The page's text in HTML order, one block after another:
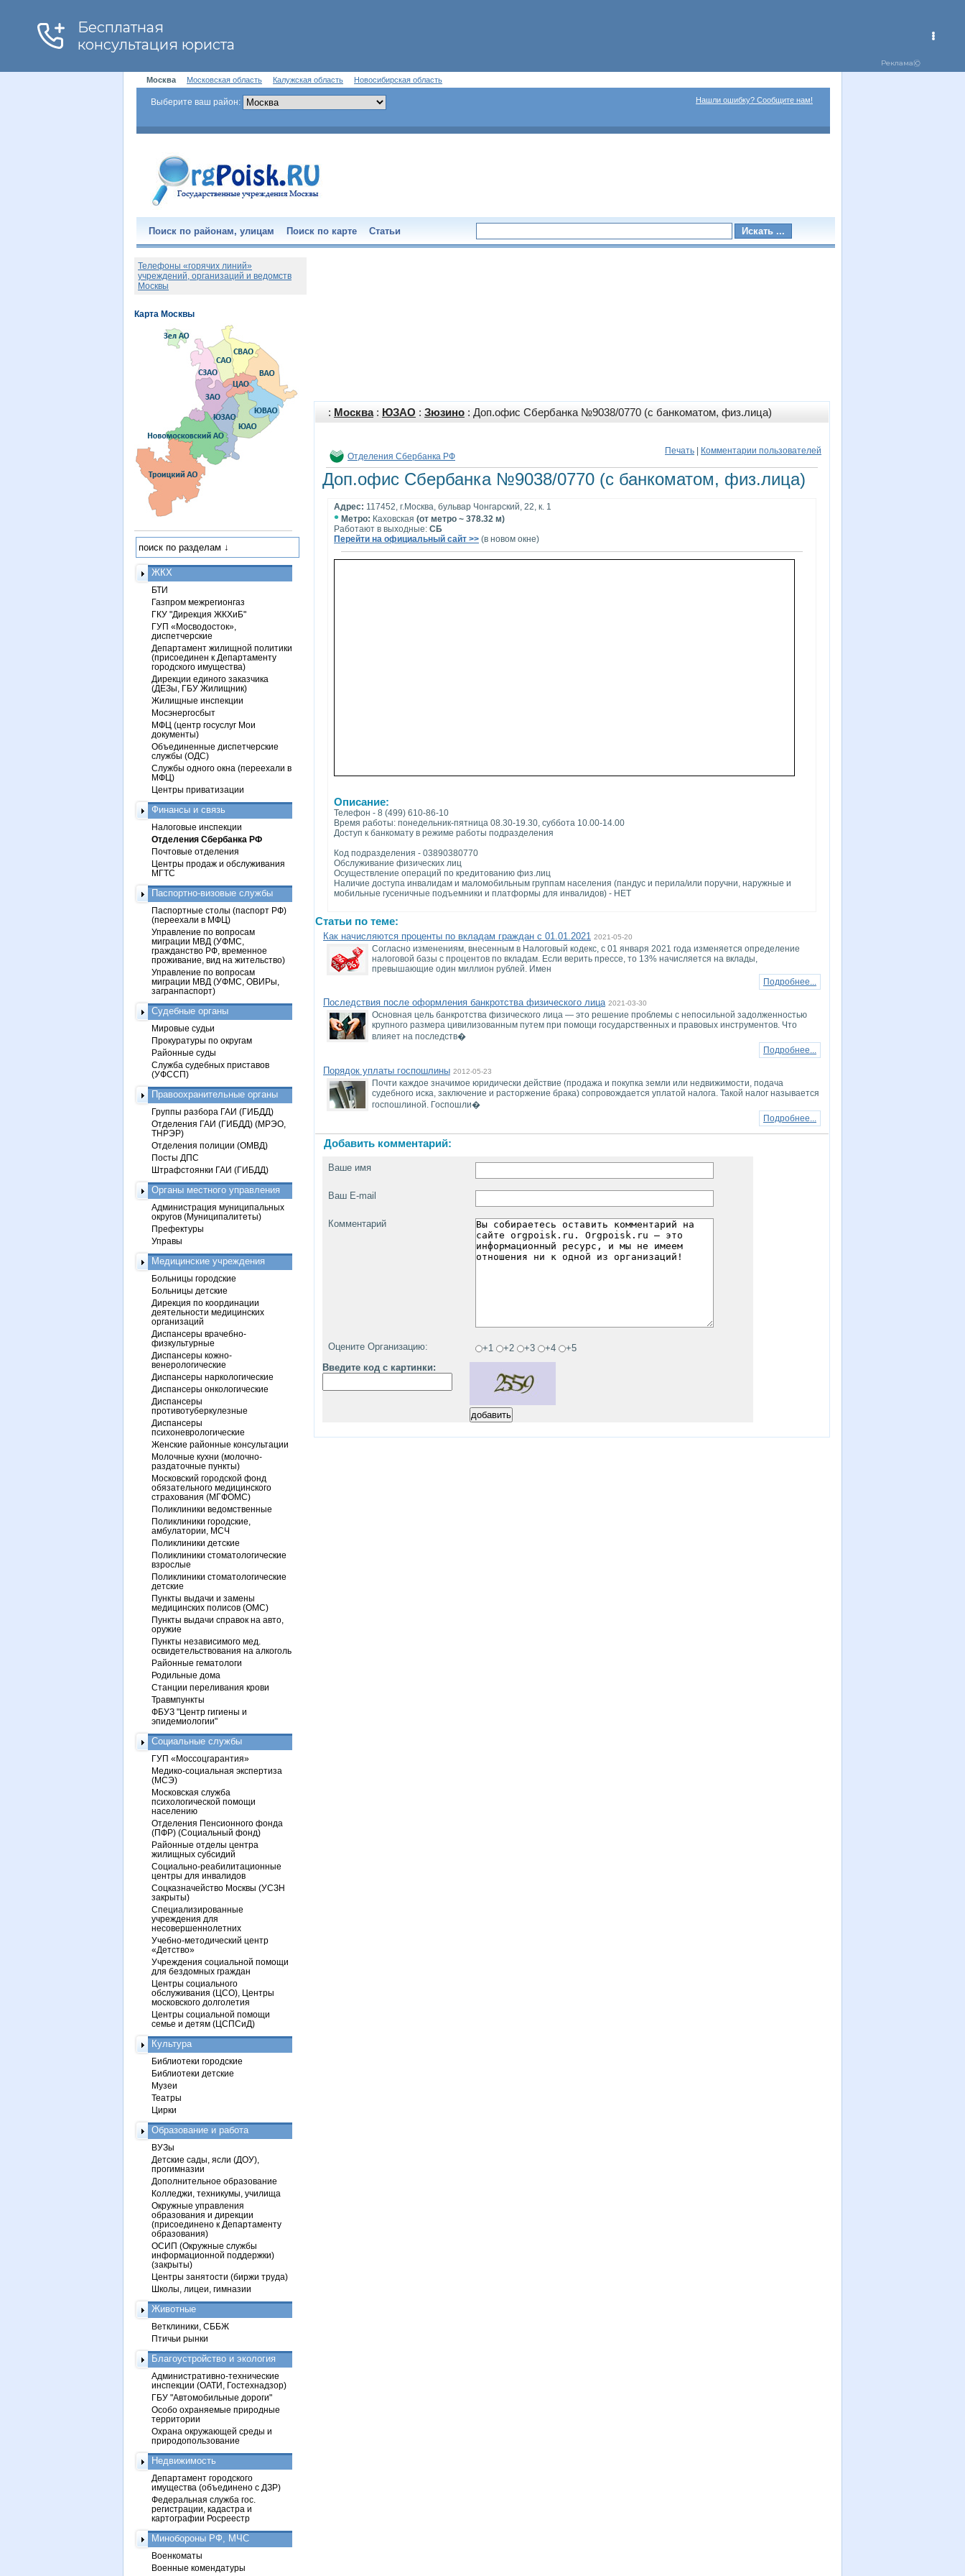
Москва Московская область Калужская область Новосибирская область
Выберите ваш район: Нашли ошибку? Сообщите нам!
Поиск по районам, улицам Поиск по карте Статьи
: Москва: ЮЗАО : Зюзино : Доп.офис Сбербанка №9038/0770 (с банкоматом, физ.лица)
Печать Комментарии пользователей
Отделения Сбербанка РФ
Доп.офис Сбербанка №9038/0770 (с банкоматом, физ.лица)
Адрес: 117452, г.Москва, бульвар Чонгарский, 22, к. 1
• Метро: Каховская (от метро ~ 378.32 м)
Работают в выходные: СБ
Перейти на официальный сайт >> (в новом окне)
Описание:
Телефон - 8 (499) 610-86-10
Время работы: понедельник-пятница 08.30-19.30, суббота 10.00-14.00
Доступ к банкомату в режиме работы подразделения
Код подразделения - 03890380770
Обслуживание физических лиц
Осуществление операций по кредитованию физ.лиц
Наличие доступа инвалидам и маломобильным группам населения (пандус и перила/или поручни, наружные и
мобильные гусеничные подъемники и платформы для инвалидов) - НЕТ
Статьи по теме:
Как начисляются проценты по вкладам граждан с 01.01.2021 2021-05-20
Согласно изменениям, внесенным в Налоговый кодекс, с 01 января 2021 года изменяется определение
налоговой базы с процентов по вкладам. Если верить прессе, то 13% начисляется на вклады,
превышающие один миллион рублей. Имен
Подробнее...
Последствия после оформления банкротства физического лица 2021-03-30
Основная цель банкротства физического лица — это решение проблемы с непосильной задолженностью
крупного размера цивилизованным путем при помощи государственных и правовых инструментов. Что
влияет на последств�
Подробнее...
Порядок уплаты госпошлины 2012-05-23
Почти каждое значимое юридически действие (продажа и покупка земли или недвижимости, подача
судебного иска, заключение и расторжение брака) сопровождается уплатой налога. Такой налог называется
госпошлиной. Госпошли�
Подробнее...
Добавить комментарий:
Ваше имя
Ваш E-mail
Комментарий
Оцените Организацию: +1 +2 +3 +4
+5
Введите код с картинки:
Телефоны «горячих линий»
учреждений, организаций и ведомств
Москвы
ЖКХ
БТИ
Газпром межрегионгаз
ГКУ "Дирекция ЖКХиБ"
ГУП «Мосводосток»,
диспетчерские
Департамент жилищной политики
(присоединен к Департаменту
городского имущества)
Дирекции единого заказчика
(ДЕЗы, ГБУ Жилищник)
Жилищные инспекции
Мосэнергосбыт
МФЦ (центр госуслуг Мои
документы)
Объединенные диспетчерские
службы (ОДС)
Службы одного окна (переехали в
МФЦ)
Центры приватизации
Финансы и связь
Налоговые инспекции
Отделения Сбербанка РФ
Почтовые отделения
Центры продаж и обслуживания
МГТС
Паспортно-визовые службы
Паспортные столы (паспорт РФ)
(переехали в МФЦ)
Управление по вопросам
миграции МВД (УФМС,
гражданство РФ, временное
проживание, вид на жительство)
Управление по вопросам
миграции МВД (УФМС, ОВИРы,
загранпаспорт)
Судебные органы
Мировые судьи
Прокуратуры по округам
Районные суды
Служба судебных приставов
(УФССП)
Правоохранительные органы
Группы разбора ГАИ (ГИБДД)
Отделения ГАИ (ГИБДД) (МРЭО,
ТНРЭР)
Отделения полиции (ОМВД)
Посты ДПС
Штрафстоянки ГАИ (ГИБДД)
Органы местного управления
Администрация муниципальных
округов (Муниципалитеты)
Префектуры
Управы
Медицинские учреждения
Больницы городские
Больницы детские
Дирекция по координации
деятельности медицинских
организаций
Диспансеры врачебно-
физкультурные
Диспансеры кожно-
венерологические
Диспансеры наркологические
Диспансеры онкологические
Диспансеры
противотуберкулезные
Диспансеры
психоневрологические
Женские районные консультации
Молочные кухни (молочно-
раздаточные пункты)
Московский городской фонд
обязательного медицинского
страхования (МГФОМС)
Поликлиники ведомственные
Поликлиники городские,
амбулатории, МСЧ
Поликлиники детские
Поликлиники стоматологические
взрослые
Поликлиники стоматологические
детские
Пункты выдачи и замены
медицинских полисов (ОМС)
Пункты выдачи справок на авто,
оружие
Пункты независимого мед.
освидетельствования на алкоголь
Районные гематологи
Родильные дома
Станции переливания крови
Травмпункты
ФБУЗ "Центр гигиены и
эпидемиологии"
Социальные службы
ГУП «Моссоцгарантия»
Медико-социальная экспертиза
(МСЭ)
Московская служба
психологической помощи
населению
Отделения Пенсионного фонда
(ПФР) (Социальный фонд)
Районные отделы центра
жилищных субсидий
Социально-реабилитационные
центры для инвалидов
Соцказначейство Москвы (УСЗН
закрыты)
Специализированные
учреждения для
несовершеннолетних
Учебно-методический центр
«Детство»
Учреждения социальной помощи
для бездомных граждан
Центры социального
обслуживания (ЦСО), Центры
московского долголетия
Центры социальной помощи
семье и детям (ЦСПСиД)
Культура
Библиотеки городские
Библиотеки детские
Музеи
Театры
Цирки
Образование и работа
ВУЗы
Детские сады, ясли (ДОУ),
прогимназии
Дополнительное образование
Колледжи, техникумы, училища
Окружные управления
образования и дирекции
(присоединено к Департаменту
образования)
ОСИП (Окружные службы
информационной поддержки)
(закрыты)
Центры занятости (биржи труда)
Школы, лицеи, гимназии
Животные
Ветклиники, СББЖ
Птичьи рынки
Благоустройство и экология
Административно-технические
инспекции (ОАТИ, Гостехнадзор)
ГБУ "Автомобильные дороги"
Особо охраняемые природные
территории
Охрана окружающей среды и
природопользование
Недвижимость
Департамент городского
имущества (объединено с ДЗР)
Федеральная служба гос.
регистрации, кадастра и
картографии Росреестр
Минобороны РФ, МЧС
Военкоматы
Военные комендатуры